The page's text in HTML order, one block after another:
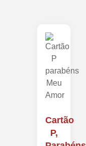
Cartão
P,